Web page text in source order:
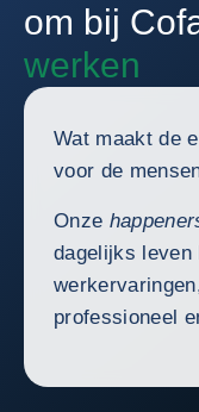
om bij
werken
Wat maakt de
voor de
Onze
dagelijks leven
professioneel